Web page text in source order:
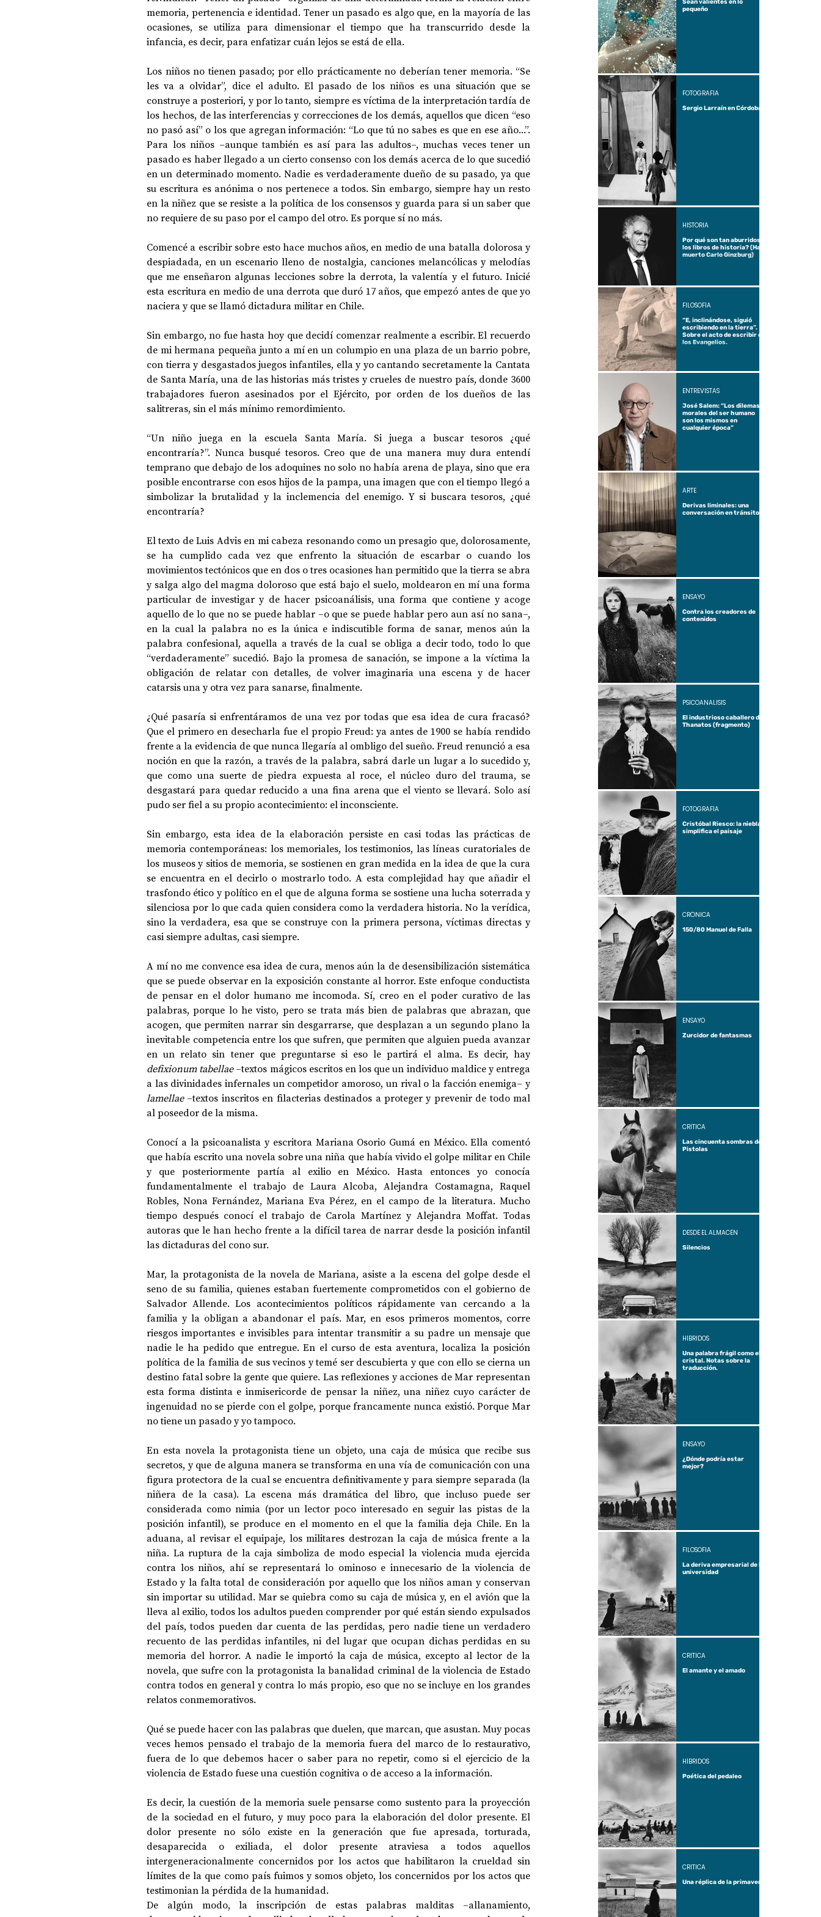
DOSSIER NOCHE DE LAS IDEAS ANTROPOLOGÍA OPINIÓN 50 AÑOS DEL GOLPE
CIENCIA Y TECNOLOGÍA
memoria, pertenencia e identidad. Tener un pasado es algo que, en la mayoría de las
ocasiones, se utiliza para dimensionar el tiempo que ha transcurrido desde la
infancia, es decir, para enfatizar cuán lejos se está de ella.
Los niños no tienen pasado; por ello prácticamente no deberían tener memoria. “Se
les va a olvidar”, dice el adulto. El pasado de los niños es una situación que se
construye a posteriori, y por lo tanto, siempre es víctima de la interpretación tardía de
los hechos, de las interferencias y correcciones de los demás, aquellos que dicen “eso
no pasó así” o los que agregan información: “Lo que tú no sabes es que en ese año...”.
Para los niños –aunque también es así para las adultos–, muchas veces tener un
pasado es haber llegado a un cierto consenso con los demás acerca de lo que sucedió
en un determinado momento. Nadie es verdaderamente dueño de su pasado, ya que
su escritura es anónima o nos pertenece a todos. Sin embargo, siempre hay un resto
en la niñez que se resiste a la política de los consensos y guarda para si un saber que
no requiere de su paso por el campo del otro. Es porque sí no más.
Comencé a escribir sobre esto hace muchos años, en medio de una batalla dolorosa y
despiadada, en un escenario lleno de nostalgia, canciones melancólicas y melodías
que me enseñaron algunas lecciones sobre la derrota, la valentía y el futuro. Inicié
esta escritura en medio de una derrota que duró 17 años, que empezó antes de que yo
naciera y que se llamó dictadura militar en Chile.
Sin embargo, no fue hasta hoy que decidí comenzar realmente a escribir. El recuerdo
de mi hermana pequeña junto a mí en un columpio en una plaza de un barrio pobre,
con tierra y desgastados juegos infantiles, ella y yo cantando secretamente la Cantata
de Santa María, una de las historias más tristes y crueles de nuestro país, donde 3600
trabajadores fueron asesinados por el Ejército, por orden de los dueños de las
salitreras, sin el más mínimo remordimiento.
“Un niño juega en la escuela Santa María. Si juega a buscar tesoros ¿qué
encontraría?”. Nunca busqué tesoros. Creo que de una manera muy dura entendí
temprano que debajo de los adoquines no solo no había arena de playa, sino que era
posible encontrarse con esos hijos de la pampa, una imagen que con el tiempo llegó a
simbolizar la brutalidad y la inclemencia del enemigo. Y si buscara tesoros, ¿qué
encontraría?
El texto de Luis Advis en mi cabeza resonando como un presagio que, dolorosamente,
se ha cumplido cada vez que enfrento la situación de escarbar o cuando los
movimientos tectónicos que en dos o tres ocasiones han permitido que la tierra se abra
y salga algo del magma doloroso que está bajo el suelo, moldearon en mí una forma
particular de investigar y de hacer psicoanálisis, una forma que contiene y acoge
aquello de lo que no se puede hablar –o que se puede hablar pero aun así no sana–,
en la cual la palabra no es la única e indiscutible forma de sanar, menos aún la
palabra confesional, aquella a través de la cual se obliga a decir todo, todo lo que
“verdaderamente” sucedió. Bajo la promesa de sanación, se impone a la víctima la
obligación de relatar con detalles, de volver imaginaria una escena y de hacer
catarsis una y otra vez para sanarse, finalmente.
¿Qué pasaría si enfrentáramos de una vez por todas que esa idea de cura fracasó?
Que el primero en desecharla fue el propio Freud: ya antes de 1900 se había rendido
frente a la evidencia de que nunca llegaría al ombligo del sueño. Freud renunció a esa
noción en que la razón, a través de la palabra, sabrá darle un lugar a lo sucedido y,
que como una suerte de piedra expuesta al roce, el núcleo duro del trauma, se
desgastará para quedar reducido a una fina arena que el viento se llevará. Solo así
pudo ser fiel a su propio acontecimiento: el inconsciente.
Sin embargo, esta idea de la elaboración persiste en casi todas las prácticas de
memoria contemporáneas: los memoriales, los testimonios, las líneas curatoriales de
los museos y sitios de memoria, se sostienen en gran medida en la idea de que la cura
se encuentra en el decirlo o mostrarlo todo. A esta complejidad hay que añadir el
trasfondo ético y político en el que de alguna forma se sostiene una lucha soterrada y
silenciosa por lo que cada quien considera como la verdadera historia. No la verídica,
sino la verdadera, esa que se construye con la primera persona, víctimas directas y
casi siempre adultas, casi siempre.
A mí no me convence esa idea de cura, menos aún la de desensibilización sistemática
que se puede observar en la exposición constante al horror. Este enfoque conductista
de pensar en el dolor humano me incomoda. Sí, creo en el poder curativo de las
palabras, porque lo he visto, pero se trata más bien de palabras que abrazan, que
acogen, que permiten narrar sin desgarrarse, que desplazan a un segundo plano la
inevitable competencia entre los que sufren, que permiten que alguien pueda avanzar
en un relato sin tener que preguntarse si eso le partirá el alma. Es decir, hay
defixionum tabellae –textos mágicos escritos en los que un individuo maldice y entrega
a las divinidades infernales un competidor amoroso, un rival o la facción enemiga– y
lamellae –textos inscritos en filacterias destinados a proteger y prevenir de todo mal
al poseedor de la misma.
Conocí a la psicoanalista y escritora Mariana Osorio Gumá en México. Ella comentó
que había escrito una novela sobre una niña que había vivido el golpe militar en Chile
y que posteriormente partía al exilio en México. Hasta entonces yo conocía
fundamentalmente el trabajo de Laura Alcoba, Alejandra Costamagna, Raquel
Robles, Nona Fernández, Mariana Eva Pérez, en el campo de la literatura. Mucho
tiempo después conocí el trabajo de Carola Martínez y Alejandra Moffat. Todas
autoras que le han hecho frente a la difícil tarea de narrar desde la posición infantil
las dictaduras del cono sur.
Mar, la protagonista de la novela de Mariana, asiste a la escena del golpe desde el
seno de su familia, quienes estaban fuertemente comprometidos con el gobierno de
Salvador Allende. Los acontecimientos políticos rápidamente van cercando a la
familia y la obligan a abandonar el país. Mar, en esos primeros momentos, corre
riesgos importantes e invisibles para intentar transmitir a su padre un mensaje que
nadie le ha pedido que entregue. En el curso de esta aventura, localiza la posición
política de la familia de sus vecinos y temé ser descubierta y que con ello se cierna un
destino fatal sobre la gente que quiere. Las reflexiones y acciones de Mar representan
esta forma distinta e inmisericorde de pensar la niñez, una niñez cuyo carácter de
ingenuidad no se pierde con el golpe, porque francamente nunca existió. Porque Mar
no tiene un pasado y yo tampoco.
En esta novela la protagonista tiene un objeto, una caja de música que recibe sus
secretos, y que de alguna manera se transforma en una vía de comunicación con una
figura protectora de la cual se encuentra definitivamente y para siempre separada (la
niñera de la casa). La escena más dramática del libro, que incluso puede ser
considerada como nimia (por un lector poco interesado en seguir las pistas de la
posición infantil), se produce en el momento en el que la familia deja Chile. En la
aduana, al revisar el equipaje, los militares destrozan la caja de música frente a la
niña. La ruptura de la caja simboliza de modo especial la violencia muda ejercida
contra los niños, ahí se representará lo ominoso e innecesario de la violencia de
Estado y la falta total de consideración por aquello que los niños aman y conservan
sin importar su utilidad. Mar se quiebra como su caja de música y, en el avión que la
lleva al exilio, todos los adultos pueden comprender por qué están siendo expulsados
del país, todos pueden dar cuenta de las perdidas, pero nadie tiene un verdadero
recuento de las perdidas infantiles, ni del lugar que ocupan dichas perdidas en su
memoria del horror. A nadie le importó la caja de música, excepto al lector de la
novela, que sufre con la protagonista la banalidad criminal de la violencia de Estado
contra todos en general y contra lo más propio, eso que no se incluye en los grandes
relatos conmemorativos.
Qué se puede hacer con las palabras que duelen, que marcan, que asustan. Muy pocas
veces hemos pensado el trabajo de la memoria fuera del marco de lo restaurativo,
fuera de lo que debemos hacer o saber para no repetir, como si el ejercicio de la
violencia de Estado fuese una cuestión cognitiva o de acceso a la información.
Es decir, la cuestión de la memoria suele pensarse como sustento para la proyección
de la sociedad en el futuro, y muy poco para la elaboración del dolor presente. El
dolor presente no sólo existe en la generación que fue apresada, torturada,
desaparecida o exiliada, el dolor presente atraviesa a todos aquellos
intergeneracionalmente concernidos por los actos que habilitaron la crueldad sin
límites de la que como país fuimos y somos objeto, los concernidos por los actos que
testimonian la pérdida de la humanidad.
De algún modo, la inscripción de estas palabras malditas –allanamiento,
Sean valientes en lo
pequeño
Sergio Larraín en Córdoba
FOTOGRAFÍA
Por qué son tan aburridos
los libros de historia? (Ha
muerto Carlo Ginzburg)
HISTORIA
“E, inclinándose, siguió
escribiendo en la tierra”.
Sobre el acto de escribir en
los Evangelios.
FILOSOFÍA
José Salem: “Los dilemas
morales del ser humano
son los mismos en
cualquier época”
ENTREVISTAS
Derivas liminales: una
conversación en tránsito
ARTE
Contra los creadores de
contenidos
ENSAYO
El industrioso caballero de
Thanatos (fragmento)
PSICOANÁLISIS
Cristóbal Riesco: la niebla
simplifica el paisaje
FOTOGRAFÍA
150/80 Manuel de Falla
CRÓNICA
Zurcidor de fantasmas
ENSAYO
Las cincuenta sombras de
Pistolas
CRÍTICA
Silencios
DESDE EL ALMACÉN
Una palabra frágil como el
cristal. Notas sobre la
traducción.
HÍBRIDOS
¿Dónde podría estar
mejor?
ENSAYO
La deriva empresarial de la
universidad
FILOSOFÍA
El amante y el amado
CRÍTICA
Poética del pedaleo
HÍBRIDOS
Una réplica de la primavera
CRÍTICA